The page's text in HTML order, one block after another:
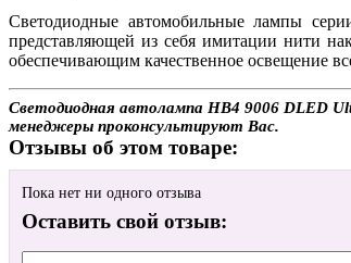
Светодиодные автомобильные лампы
представляющей из себя имитации нити
обеспечивающим качественное освещение
Светодиодная автолампа HB4 9006 DLED
менеджеры проконсультируют Вас.
Отзывы об этом товаре:
Пока нет ни одного отзыва
Оставить свой отзыв: